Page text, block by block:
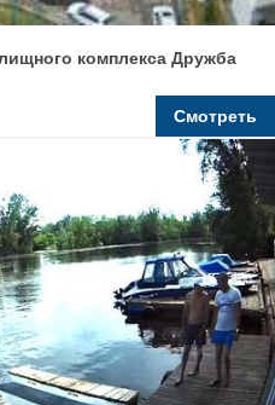
комплекса Дружба
Смотреть